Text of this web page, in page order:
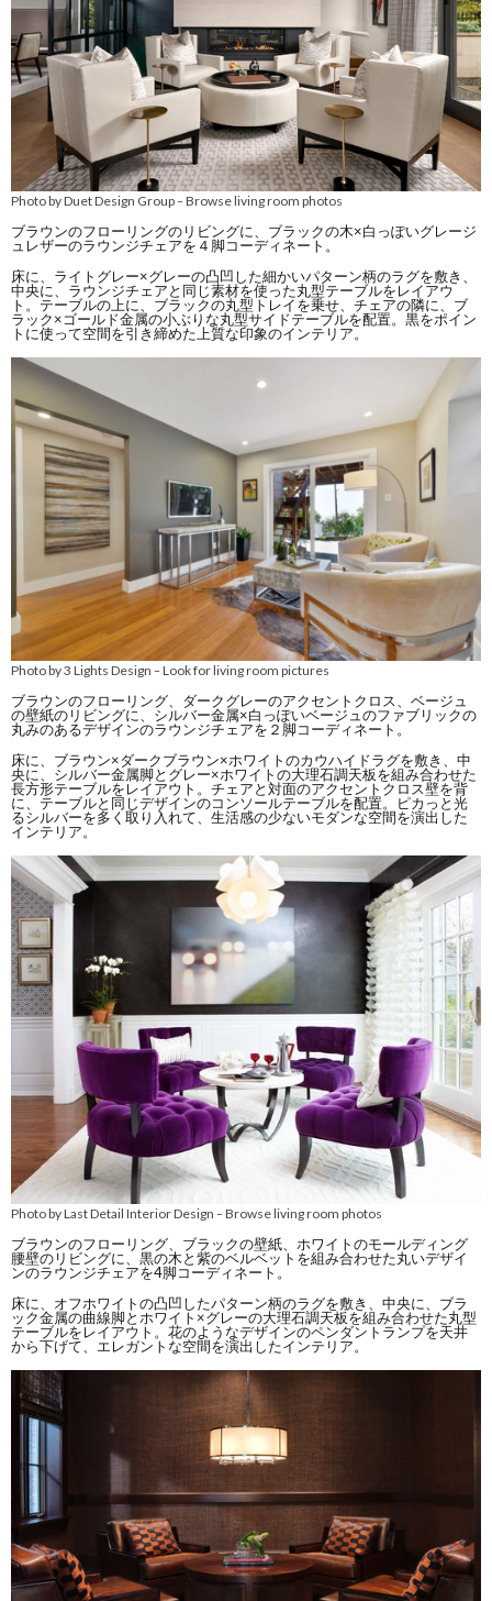
Photo by Duet Design Group–Browse living room photos
ブラウンのフローリングのリビングに、ブラックの木×白っぽいグレージ
ュレザーのラウンジチェアを４脚コーディネート。
床に、ライトグレー×グレーの凸凹した細かいパターン柄のラグを敷き、
中央に、ラウンジチェアと同じ素材を使った丸型テーブルをレイアウ
ト。テーブルの上に、ブラックの丸型トレイを乗せ、チェアの隣に、ブ
ラック×ゴールド金属の小ぶりな丸型サイドテーブルを配置。黒をポイン
トに使って空間を引き締めた上質な印象のインテリア。
Photo by 3 Lights Design –Look for living room pictures
ブラウンのフローリング、ダークグレーのアクセントクロス、ベージュ
の壁紙のリビングに、シルバー金属×白っぽいベージュのファブリックの
丸みのあるデザインのラウンジチェアを２脚コーディネート。
床に、ブラウン×ダークブラウン×ホワイトのカウハイドラグを敷き、中
央に、シルバー金属脚とグレー×ホワイトの大理石調天板を組み合わせた
長方形テーブルをレイアウト。チェアと対面のアクセントクロス壁を背
に、テーブルと同じデザインのコンソールテーブルを配置。ピカっと光
るシルバーを多く取り入れて、生活感の少ないモダンな空間を演出した
インテリア。
Photo by Last Detail Interior Design –Browse living room photos
ブラウンのフローリング、ブラックの壁紙、ホワイトのモールディング
腰壁のリビングに、黒の木と紫のベルベットを組み合わせた丸いデザイ
ンのラウンジチェアを4脚コーディネート。
床に、オフホワイトの凸凹したパターン柄のラグを敷き、中央に、ブラ
ック金属の曲線脚とホワイト×グレーの大理石調天板を組み合わせた丸型
テーブルをレイアウト。花のようなデザインのペンダントランプを天井
から下げて、エレガントな空間を演出したインテリア。